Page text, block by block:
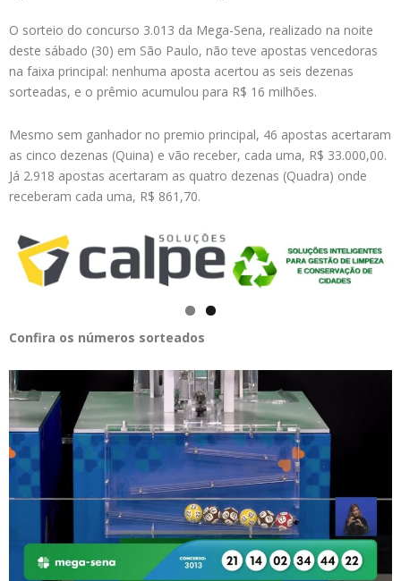
O sorteio do concurso 3.013 da Mega-Sena, realizado na noite
deste sábado (30) em São Paulo, não teve apostas vencedoras
na faixa principal: nenhuma aposta acertou as seis dezenas
sorteadas, e o prêmio acumulou para R$ 16 milhões.
Mesmo sem ganhador no premio principal, 46 apostas acertaram
as cinco dezenas (Quina) e vão receber, cada uma, R$ 33.000,00.
Já 2.918 apostas acertaram as quatro dezenas (Quadra) onde
receberam cada uma, R$ 861,70.
Confira os números sorteados